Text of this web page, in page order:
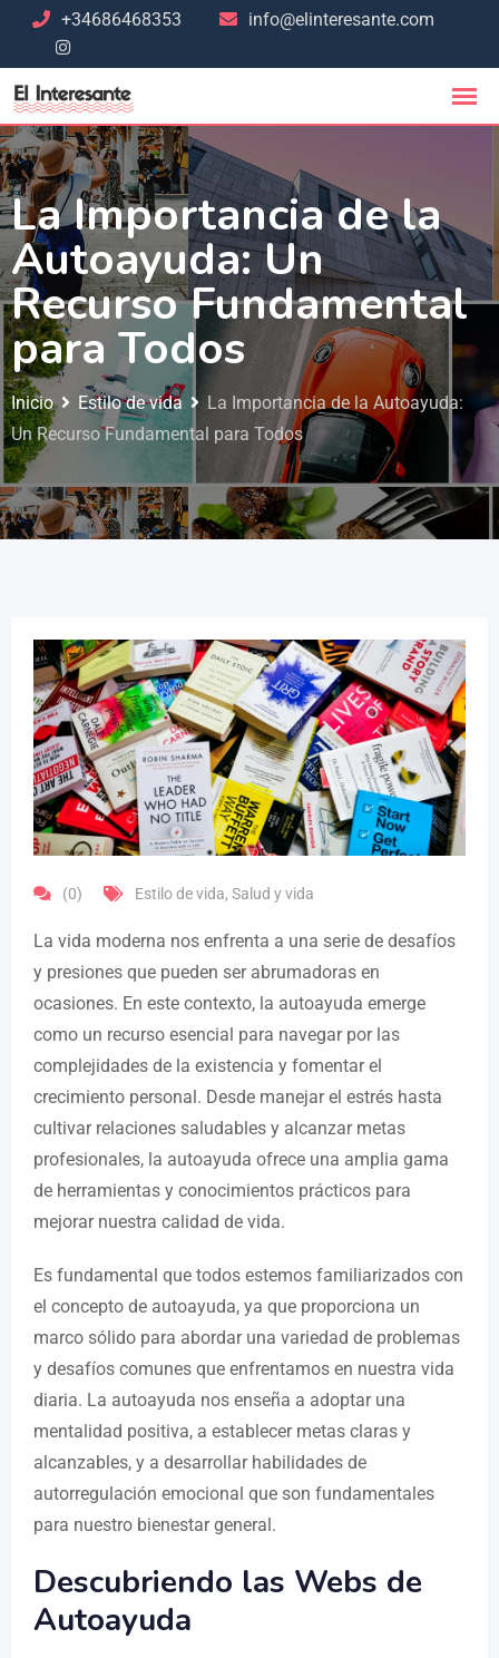
+34686468353 info@elinteresante.com
La Importancia de la
Autoayuda: Un
Recurso Fundamental
para Todos
Inicio Estilo de vida
La Importancia de la Autoayuda:
Un Recurso Fundamental para Todos
(0) Estilo de vida, Salud y vida
La vida moderna nos enfrenta a una serie de desafíos
y presiones que pueden ser abrumadoras en
ocasiones. En este contexto, la autoayuda emerge
como un recurso esencial para navegar por las
complejidades de la existencia y fomentar el
crecimiento personal. Desde manejar el estrés hasta
cultivar relaciones saludables y alcanzar metas
profesionales, la autoayuda ofrece una amplia gama
de herramientas y conocimientos prácticos para
mejorar nuestra calidad de vida.
Es fundamental que todos estemos familiarizados con
el concepto de autoayuda, ya que proporciona un
marco sólido para abordar una variedad de problemas
y desafíos comunes que enfrentamos en nuestra vida
diaria. La autoayuda nos enseña a adoptar una
mentalidad positiva, a establecer metas claras y
alcanzables, y a desarrollar habilidades de
autorregulación emocional que son fundamentales
para nuestro bienestar general.
Descubriendo las Webs de
Autoayuda